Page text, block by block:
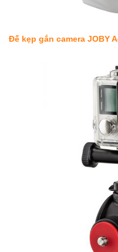
Đế kẹp gắn camera JOBY